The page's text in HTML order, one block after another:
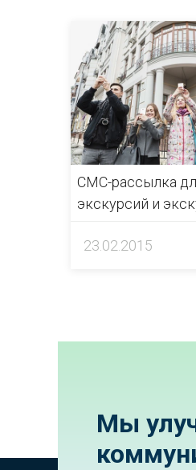
СМС-рассылка
экскурсий и
23.02.2015
Мы